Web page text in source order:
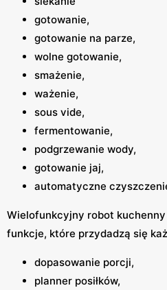
gotowanie,
gotowanie na parze,
wolne gotowanie,
smażenie,
ważenie,
sous vide,
fermentowanie,
podgrzewanie wody,
gotowanie jaj,
automatyczne
Wielofunkcyjny robot
funkcje, które przydadzą się
dopasowanie porcji,
planner posiłków,